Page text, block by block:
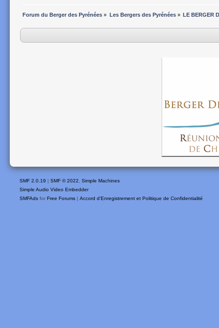
Forum du Berger des Pyrénées » Les Bergers des Pyrénées» LE BERGER
SMF 2.0.19 | SMF © 2022
Simple Machines
Simple Audio Video Embedder
SMFAds for Free Forums | Accord d'Enregistrement et Politique de Confidentialité